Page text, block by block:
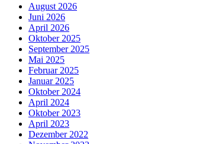
August 2026
Juni 2026
April 2026
Oktober 2025
September 2025
Mai 2025
Februar 2025
Januar 2025
Oktober 2024
April 2024
Oktober 2023
April 2023
Dezember 2022